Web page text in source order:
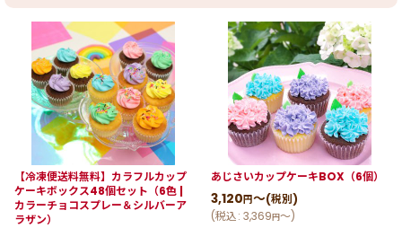
【冷凍便送料無料】カラフルカップ
ケーキボックス48個セット（6色 |
カラーチョコスプレー＆シルバーア
ラザン）
あじさいカップケーキBOX（6個）
3,120 円～(税別)
(税込: 3,369円～)